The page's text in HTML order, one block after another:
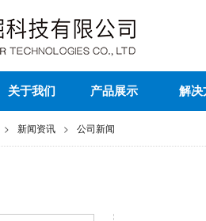
关于我们 产品展示 解决
> 新闻资讯 > 公司新闻